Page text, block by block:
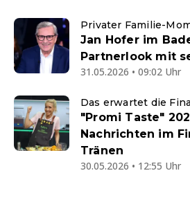
Privater Familie-
Jan Hofer im
Partnerlook mit
31.05.2026 • 09:02 Uhr
Das erwartet die
"Promi Taste"
Nachrichten im
Tränen
30.05.2026 • 12:55 Uhr